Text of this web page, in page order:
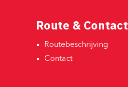
Route & Contact
Routebeschrijving
Contact